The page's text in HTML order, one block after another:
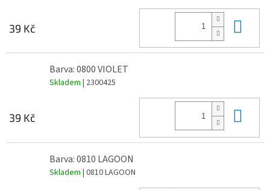
39 Kč
Barva: 0800 VIOLET
Skladem | 2300425
39 Kč
Barva: 0810 LAGOON
Skladem | 0810 LAGOON